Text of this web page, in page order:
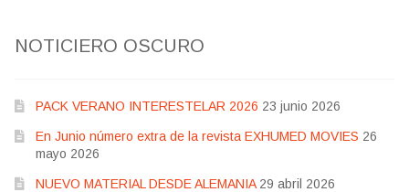
NOTICIERO OSCURO
PACK VERANO INTERESTELAR 2026 23 junio 2026
En Junio número extra de la revista EXHUMED MOVIES 26
mayo 2026
NUEVO MATERIAL DESDE ALEMANIA 29 abril 2026